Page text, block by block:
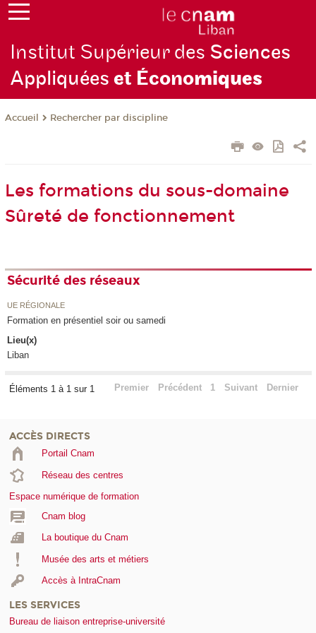
Institut Supérieur des Sciences
Appliquéeset Économiques
Accueil Rechercher par discipline
Les formations du sous-domaine
Sûreté de fonctionnement
Sécurité des réseaux
UE RÉGIONALE
Formation en présentiel soir ou samedi
Lieu(x)
Liban
Éléments 1 à 1 sur 1 Premier Précédent 1 Suivant Dernier
ACCÈS DIRECTS
Portail Cnam
Réseau des centres
Espace numérique de formation
Cnam blog
La boutique du Cnam
Musée des arts et métiers
Accès à IntraCnam
LES SERVICES
Bureau de liaison entreprise-université